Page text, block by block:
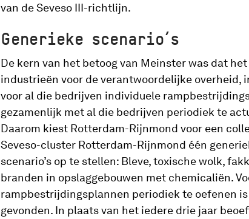
van de Seveso III-richtlijn.
Generieke scenario’s
De kern van het betoog van Meinster was dat
industrieën voor de verantwoordelijke overheid,
voor al die bedrijven individuele
gezamenlijk met al die bedrijven periodiek te
Daarom kiest Rotterdam-Rijnmond voor een
Seveso-cluster Rotterdam-Rijnmond één
scenario’s op te stellen: Bleve, toxische wolk,
branden in opslaggebouwen met chemicaliën.
rampbestrijdingsplannen periodiek te oefenen
gevonden. In plaats van het iedere drie jaar